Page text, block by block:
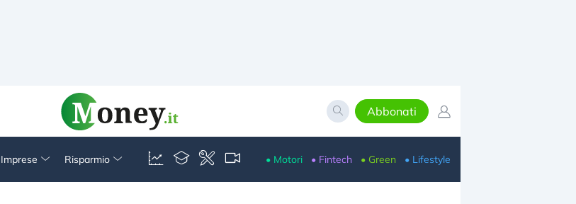
Abbonati
Imprese Risparmio • Motori • Fintech • Green • Lifestyle